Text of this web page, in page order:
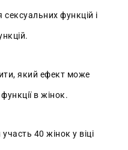
функцій і
який ефект може
в жінок.
40 жінок у віці